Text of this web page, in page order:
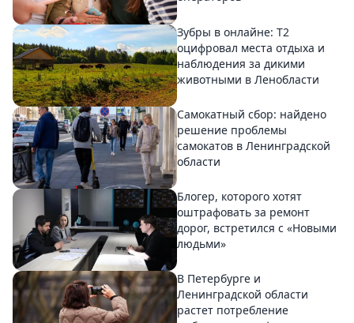
Зубры в онлайне: Т2
оцифровал места отдыха и
наблюдения за дикими
животными в Ленобласти
Самокатный сбор: найдено
решение проблемы
самокатов в Ленинградской
области
Блогер, которого хотят
оштрафовать за ремонт
дорог, встретился с «Новыми
людьми»
В Петербурге и
Ленинградской области
растет потребление